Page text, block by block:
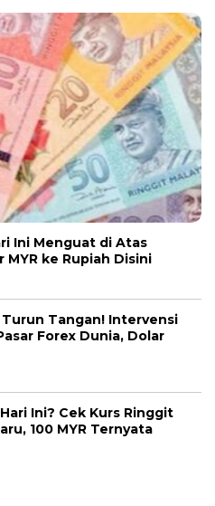
Ini Menguat di Atas
MYR ke Rupiah Disini
Tangan! Intervensi
Forex Dunia, Dolar
Ini? Cek Kurs Ringgit
100 MYR Ternyata